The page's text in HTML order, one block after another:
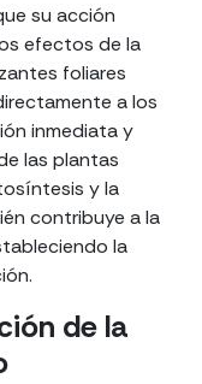
su acción
efectos de la
foliares
a los
inmediata y
las plantas
y la
contribuye a la
la
de la